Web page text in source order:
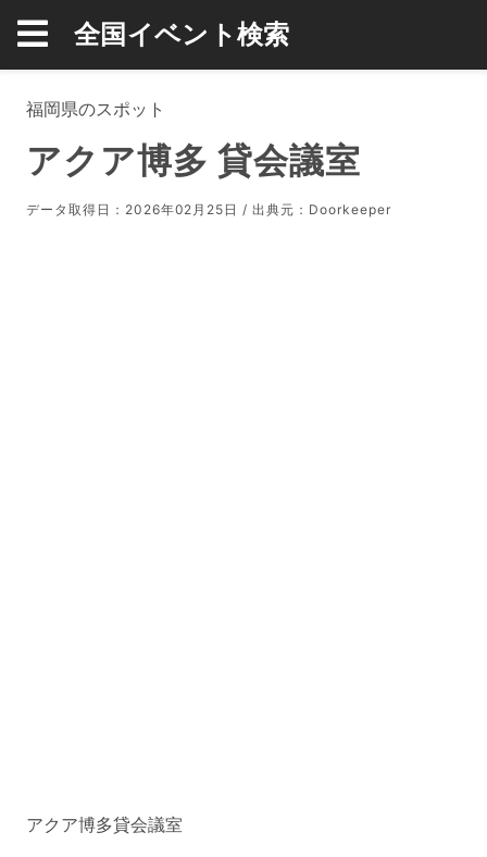
全国イベント検索
福岡県のスポット
アクア博多 貸会議室
データ取得日：2026年02月25日 / 出典元： Doorkeeper
アクア博多貸会議室